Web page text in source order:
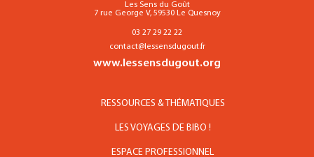
Les Sens du Goût
7 rue George V, 59530 Le Quesnoy
03 27 29 22 22
contact@lessensdugout.fr
www.lessensdugout.org
RESSOURCES & THÉMATIQUES
LES VOYAGES DE BIBO !
ESPACE PROFESSIONNEL